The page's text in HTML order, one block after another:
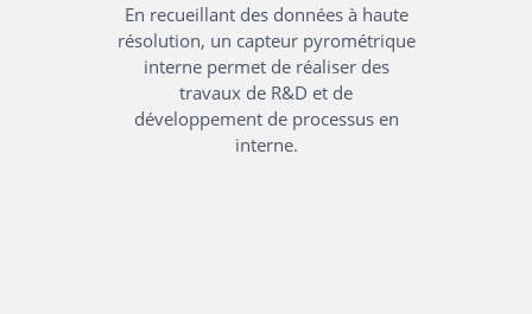
En recueillant des données à haute
résolution, un capteur pyrométrique
interne permet de réaliser des
travaux de R&D et de
développement de processus en
interne.